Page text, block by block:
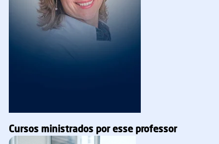
Cursos ministrados por esse professor